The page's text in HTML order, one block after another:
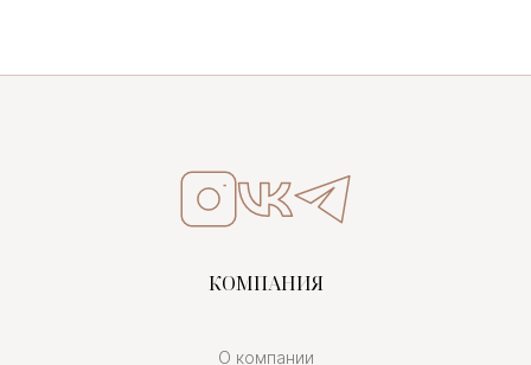
КОМПАНИЯ
О компании